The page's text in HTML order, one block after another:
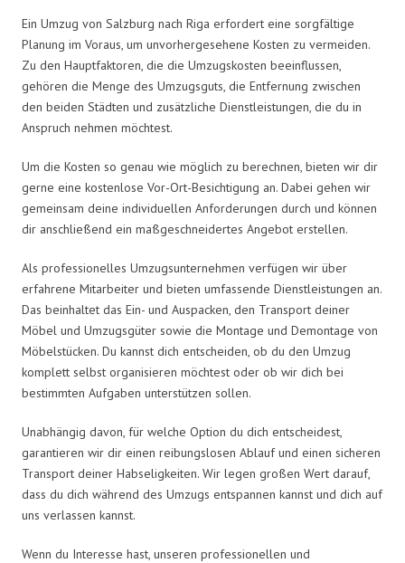
Ein Umzug von Salzburg nach Riga erfordert eine sorgfältige
Planung im Voraus, um unvorhergesehene Kosten zu vermeiden.
Zu den Hauptfaktoren, die die Umzugskosten beeinflussen,
gehören die Menge des Umzugsguts, die Entfernung zwischen
den beiden Städten und zusätzliche Dienstleistungen, die du in
Anspruch nehmen möchtest.
Um die Kosten so genau wie möglich zu berechnen, bieten wir dir
gerne eine kostenlose Vor-Ort-Besichtigung an. Dabei gehen wir
gemeinsam deine individuellen Anforderungen durch und können
dir anschließend ein maßgeschneidertes Angebot erstellen.
Als professionelles Umzugsunternehmen verfügen wir über
erfahrene Mitarbeiter und bieten umfassende Dienstleistungen an.
Das beinhaltet das Ein- und Auspacken, den Transport deiner
Möbel und Umzugsgüter sowie die Montage und Demontage von
Möbelstücken. Du kannst dich entscheiden, ob du den Umzug
komplett selbst organisieren möchtest oder ob wir dich bei
bestimmten Aufgaben unterstützen sollen.
Unabhängig davon, für welche Option du dich entscheidest,
garantieren wir dir einen reibungslosen Ablauf und einen sicheren
Transport deiner Habseligkeiten. Wir legen großen Wert darauf,
dass du dich während des Umzugs entspannen kannst und dich auf
uns verlassen kannst.
Wenn du Interesse hast, unseren professionellen und